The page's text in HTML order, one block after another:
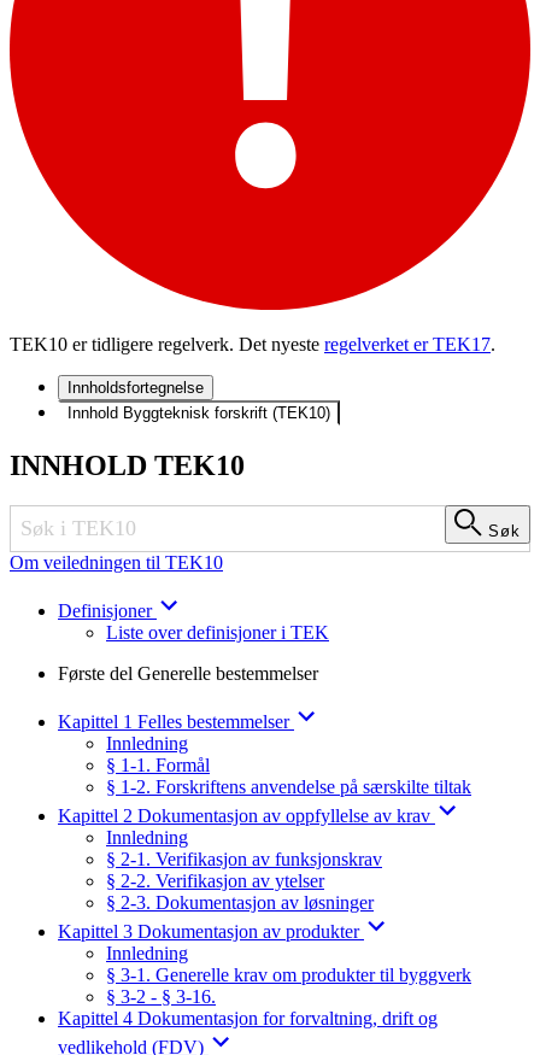
TEK10 er tidligere regelverk. Det nyeste regelverket er TEK17.
Innholdsfortegnelse
Innhold Byggteknisk forskrift (TEK10)
INNHOLD TEK10
Søk
Om veiledningen til TEK10
Definisjoner
Liste over definisjoner i TEK
Første del Generelle bestemmelser
Kapittel 1 Felles bestemmelser
Innledning
§ 1-1. Formål
§ 1-2. Forskriftens anvendelse på særskilte tiltak
Kapittel 2 Dokumentasjon av oppfyllelse av krav
Innledning
§ 2-1. Verifikasjon av funksjonskrav
§ 2-2. Verifikasjon av ytelser
§ 2-3. Dokumentasjon av løsninger
Kapittel 3 Dokumentasjon av produkter
Innledning
§ 3-1. Generelle krav om produkter til byggverk
§ 3-2 - § 3-16.
Kapittel 4 Dokumentasjon for forvaltning, drift og
vedlikehold (FDV)